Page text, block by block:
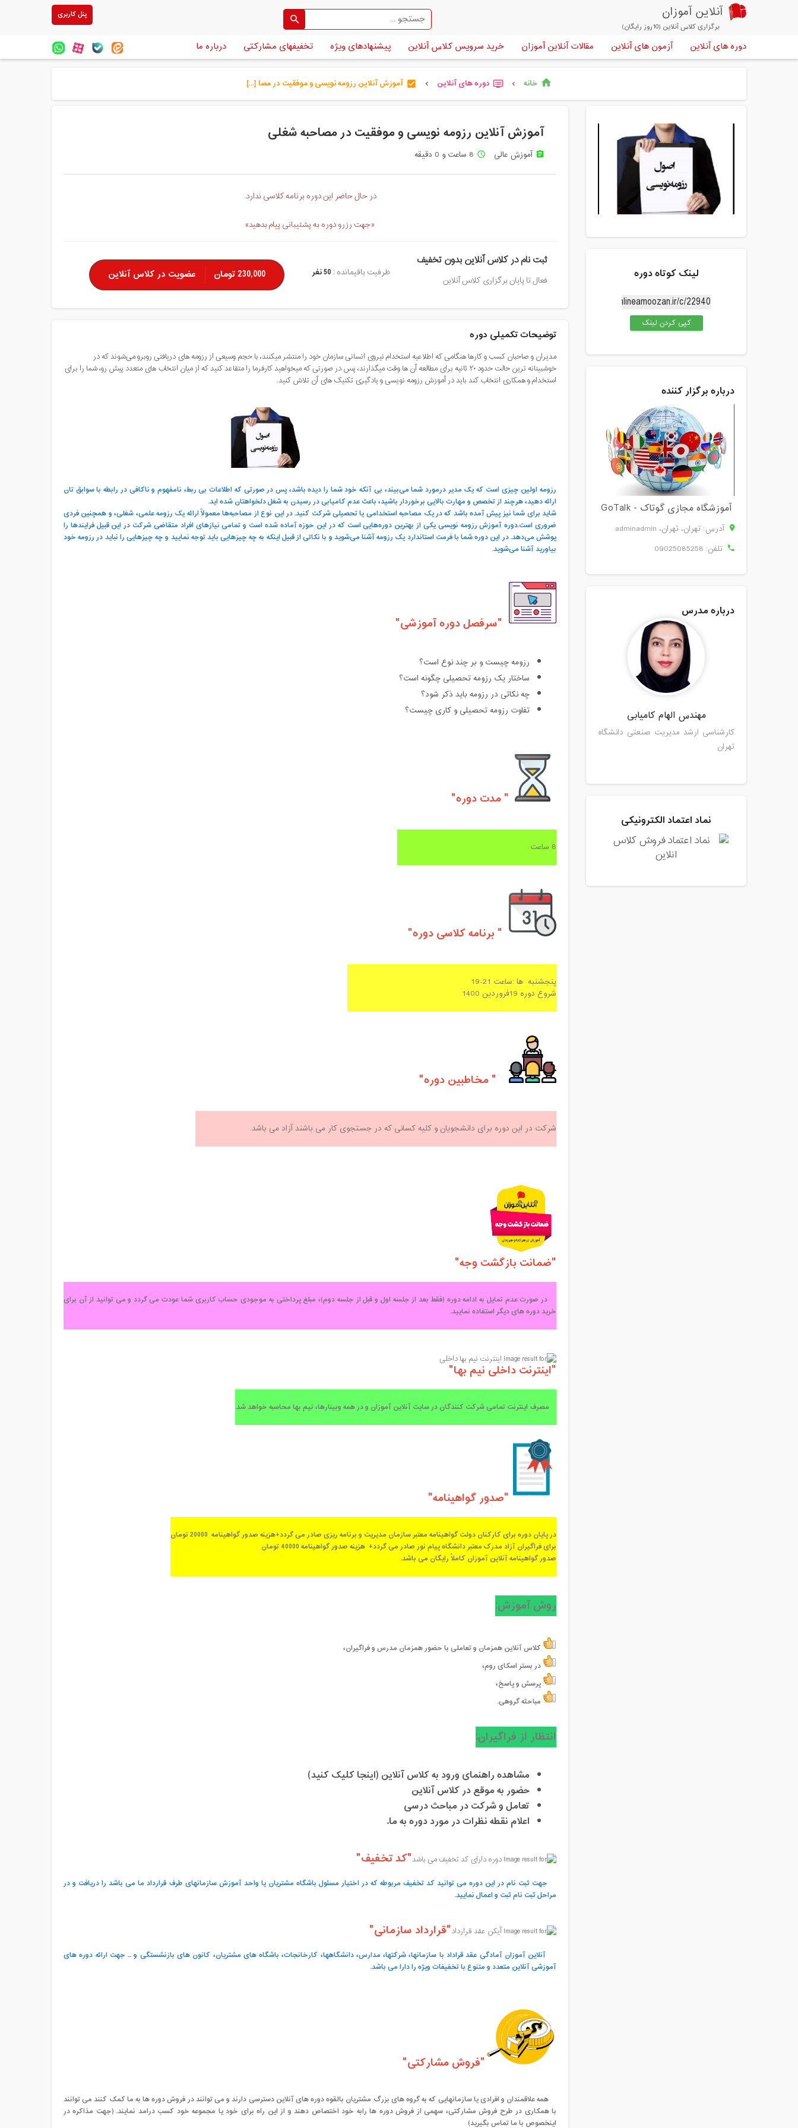
آنلاین آموزان
برگزاری کلاس آنلاین (10روز رایگان)
پنل کاربری
دوره های آنلاین آزمون های آنلاین مقالات آنلاین آموزان خرید سرویس کلاس آنلاین پیشنهادهای ویژه تخفیفهای مشارکتی درباره ما
home خانه chevron_left
dvr دوره های آنلاین chevron_left
check_box آموزش آنلاین رزومه نویسی و موفقیت در مصا [...]
آموزش آنلاین رزومه نویسی و موفقیت در مصاحبه شغلی
assignment آموزش عالی access_time 8 ساعت و 0 دقیقه
در حال حاضر این دوره برنامه کلاسی ندارد.
«جهت رزرو دوره به پشتیبانی پیام بدهید»
ثبت نام در کلاس آنلاین بدون تخفیف
فعال تا پایان برگزاری کلاس آنلاین
ظرفیت باقیمانده : 50 نفر 230,000 تومان عضویت در کلاس آنلاین
توضیحات تکمیلی دوره
مدیران و صاحبان کسب و کارها هنگامی که اطلاعیه استخدام نیروی انسانی سازمان خود را منتشر می‎کنند، با حجم وسیعی از رزومه های دریافتی روبرو می‌شوند که در
خوشبینانه ترین حالت حدود ۲۰ ثانیه برای مطالعه آن ها وقت می‎گذارند، پس در صورتی که می‎خواهید کارفرما را متقاعد کنید که از میان انتخاب های متعدد پیش رو، شما را برای
استخدام و همکاری انتخاب کند باید در آموزش رزومه نویسی و یادگیری تکنیک های آن تلاش کنید.
رزومه اولین چیزی است که یک مدیر درمورد شما میبیند، بی آنکه خود شما را دیده باشد، پس در صورتی که اطلاعات بی ربط، نامفهوم و ناکافی در رابطه با سوابق تان
ارائه دهید، هرچند از تخصص و مهارت بالایی برخوردار باشید، باعث عدم کامیابی در رسیدن به شغل دلخواهتان شده اید.
شاید برای شما نیز پیش آمده باشد که در یک مصاحبه استخدامی یا تحصیلی شرکت کنید. در این نوع از مصاحبه‌ها معمولاً ارائه یک رزومه علمی، شغلی، و همچنین فردی
ضروری است.دوره آموزش رزومه نویسی یکی از بهترین دوره‌هایی است که در این حوزه آماده شده است و تمامی نیازهای افراد متقاضی شرکت در این قبیل فرایندها را
پوشش می‌دهد. در این دوره شما با فرمت استاندارد یک رزومه آشنا می‌شوید و با نکاتی از قبیل اینکه به چه چیزهایی باید توجه نمایید و چه چیزهایی را نباید در رزومه خود
بیاورید آشنا می‌شوید.
"سرفصل دوره آموزشی"
رزومه چیست و بر چند نوع است؟
ساختار یک رزومه تحصیلی چگونه است؟
چه نکاتی در رزومه باید ذکر شود؟
تفاوت رزومه تحصیلی و کاری چیست؟
" مدت دوره"
8 ساعت
" برنامه کلاسی دوره"
پنجشنبه ها :ساعت 21-
19
شروع دوره 19فروردین 1400
" مخاطبین دوره"
شرکت در این دوره برای دانشجویان و کلیه کسانی که در جستجوی کار می باشند آزاد می باشد.
"ضمانت بازگشت وجه"
در صورت عدم تمایل به ادامه دوره (فقط بعد از جلسه اول و قبل از جلسه دوم)، مبلغ پرداختی به موجودی حساب کاربری شما عودت می گردد و می توانید از آن برای
خرید دوره های دیگر استفاده نمایید.
"اینترنت داخلی نیم بها"
مصرف اینترنت تمامی شرکت کنندگان در سایت آنلاین آموزان و در همه وبینارها، نیم بها محاسبه خواهد شد.
"صدور گواهینامه"
در پایان دوره برای کارکنان دولت گواهینامه معتبر سازمان مدیریت و برنامه ریزی صادر می گردد+هزینه صدور گواهینامه 20000 تومان
برای فراگیران آزاد مدرک معتبر دانشگاه پیام نور صادر می گردد+ هزینه صدور گواهینامه 40000 تومان
صدور گواهینامه آنلاین آموزان کاملاً رایگان می باشد.
روش آموزش:
کلاس آنلاین همزمان و تعاملی با حضور همزمان مدرس و فراگیران،
در بستر اسکای روم،
پرسش و پاسخ،
مباحثه گروهی.
انتظار از فراگیران:
مشاهده راهنمای ورود به کلاس آنلاین (اینجا کلیک کنید)
حضور به موقع در کلاس آنلاین
تعامل و شرکت در مباحث درسی
اعلام نقطه نظرات در مورد دوره به ما.
"کد تخفیف"
جهت ثبت نام در این دوره می توانید کد تخفیف مربوطه که در اختیار مسئول باشگاه مشتریان یا واحد آموزش سازمانهای طرف قرارداد ما می باشد را دریافت و در
مراحل ثبت نام ثبت و اعمال نمایید.
"قرارداد سازمانی"
آنلاین آموزان آمادگی عقد قراداد با سازمانها، شرکتها، مدارس، دانشگاهها، کارخانجات، باشگاه های مشتریان، کانون های بازنشستگی و ... جهت ارائه دوره های
آموزشی آنلاین متعدد و متنوع با تخفیفات ویژه را دارا می باشد.
"فروش مشارکتی"
همه علاقمندان و افرادی یا سازمانهایی که به گروه های بزرگ مشتریان بالقوه دوره های آنلاین دسترسی دارند و می توانند در فروش دوره ها به ما کمک کنند می توانند
با همکاری در طرح فروش مشارکتی، سهمی از فروش دوره ها رابه خود اختصاص دهند و از این راه برای خود یا مجموعه خود کسب درامد نمایند. (جهت مذاکره در
اینخصوص با ما تماس بگیرید)
لینک کوتاه دوره
کپی کردن لینک
درباره برگزار کننده
آموزشگاه مجازی گوتاک - GoTalk
آدرس: تهران، تهران، adminadmin
تلفن: 09025085258
درباره مدرس
مهندس الهام کامیابی
کارشناسی ارشد مدیریت صنعتی دانشگاه
تهران
نماد اعتماد الکترونیکی